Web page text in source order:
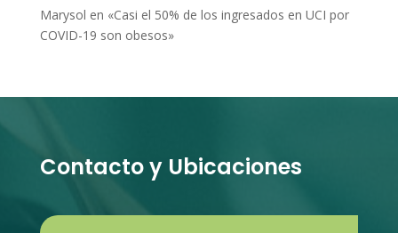
Marysol en «Casi el 50% de los ingresados en UCI por
COVID-19 son obesos»
Contacto y Ubicaciones